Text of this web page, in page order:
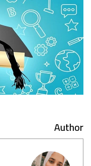
Author